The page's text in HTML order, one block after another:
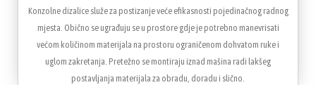
Konzolne dizalice služe za postizanje veće efikasnosti pojedinačnog radnog
mjesta. Obično se ugrađuju se u prostore gdje je potrebno manevrisati
većom količinom materijala na prostoru ograničenom dohvatom ruke i
uglom zakretanja. Pretežno se montiraju iznad mašina radi lakšeg
postavljanja materijala za obradu, doradu i slično.